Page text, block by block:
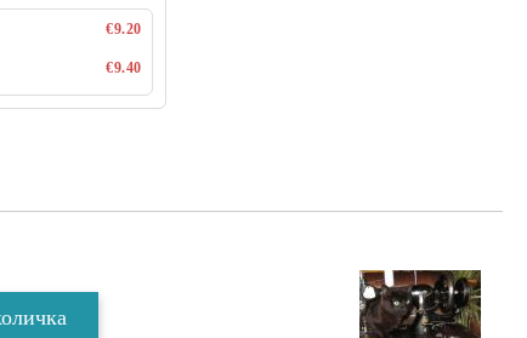
€9.20
€9.40